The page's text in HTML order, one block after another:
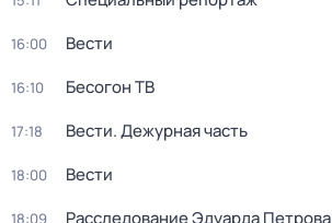
16:00 Вести
16:10 Бесогон ТВ
17:18 Вести. Дежурная часть
18:00 Вести
18:09 Расследование Эдуарда Петрова